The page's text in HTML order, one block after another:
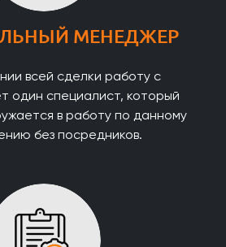
МЕНЕДЖЕР
всей сделки работу с
один специалист, который
в работу по данному
без посредников.